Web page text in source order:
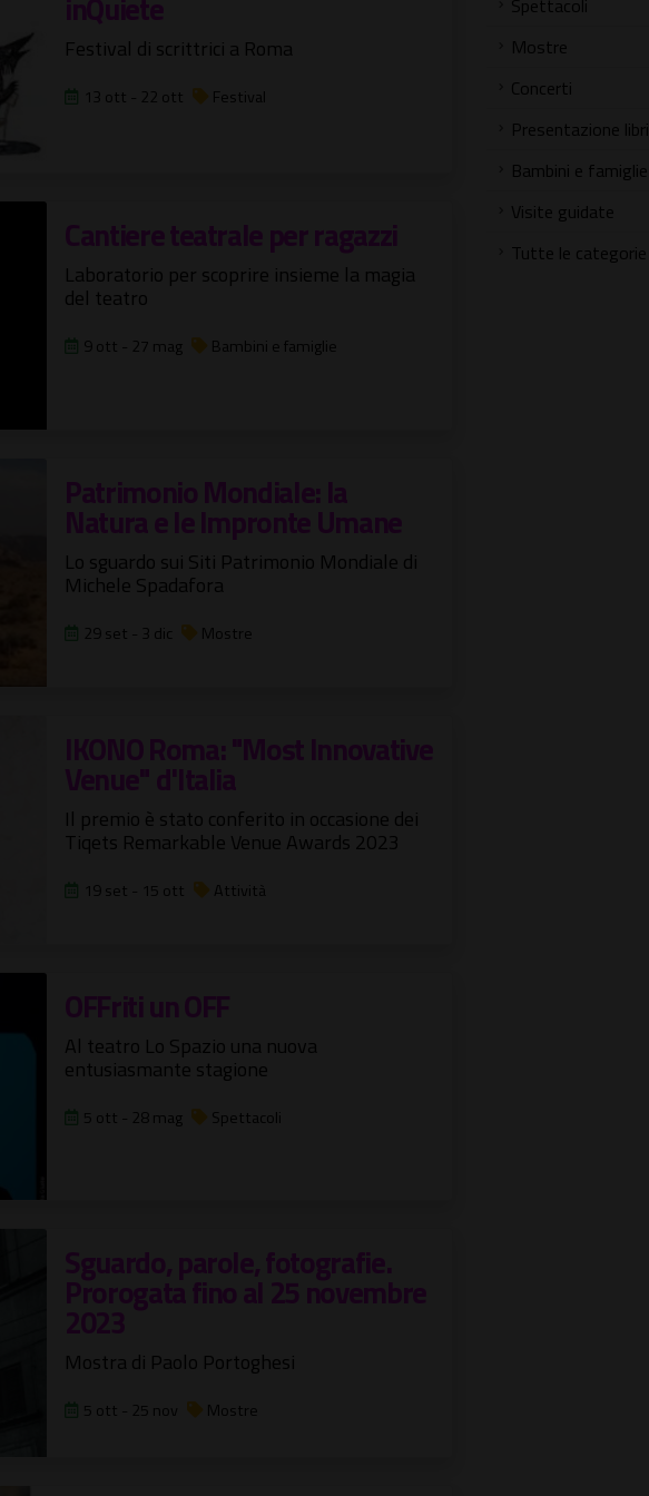
Festival di scrittrici a Roma
13 ott - 22 ott Festival
Cantiere teatrale per ragazzi
Laboratorio per scoprire insieme la magia
del teatro
9 ott - 27 mag Bambini e famiglie
Patrimonio Mondiale: la
Natura e le Impronte Umane
Lo sguardo sui Siti Patrimonio Mondiale di
Michele Spadafora
29 set - 3 dic Mostre
IKONO Roma: "Most Innovative
Venue" d'Italia
Il premio è stato conferito in occasione dei
Tiqets Remarkable Venue Awards 2023
19 set - 15 ott Attività
OFFriti un OFF
Al teatro Lo Spazio una nuova
entusiasmante stagione
5 ott - 28 mag Spettacoli
Sguardo, parole, fotografie.
Prorogata fino al 25 novembre
2023
Mostra di Paolo Portoghesi
5 ott - 25 nov Mostre
Spettacoli
Mostre
Concerti
Presentazione libri
Bambini e famiglie
Visite guidate
Tutte le categorie